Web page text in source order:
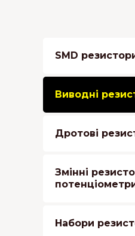
SMD
Виводні
Дротові
Змінні
Набори